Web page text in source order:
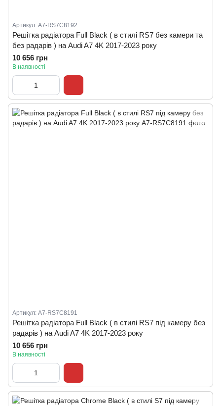
Артикул: A7-RS7C8192
Решітка радіатора Full Black ( в стилі RS7 без камери та
без радарів ) на Audi A7 4K 2017-2023 року
10 656 грн
В наявності
Артикул: A7-RS7C8191
Решітка радіатора Full Black ( в стилі RS7 під камеру без
радарів ) на Audi A7 4K 2017-2023 року
10 656 грн
В наявності